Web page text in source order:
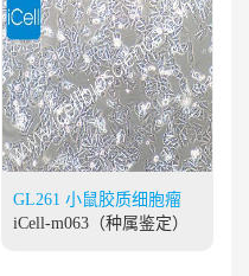
GL261 小鼠胶质细胞瘤
iCell-m063（种属鉴定）